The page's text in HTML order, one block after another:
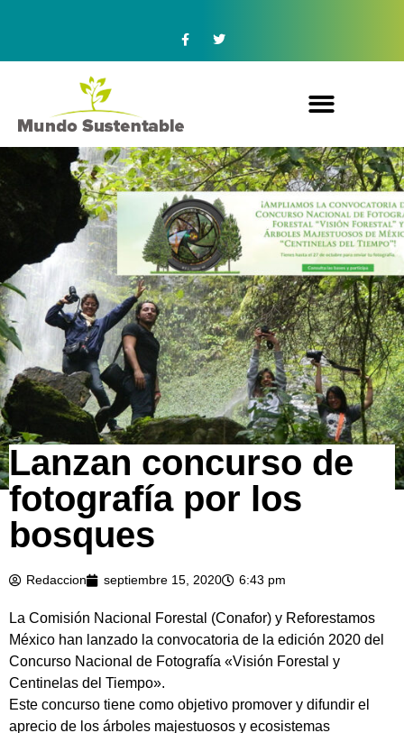
Lanzan concurso de
fotografía por los
bosques
Redaccion septiembre 15, 2020 6:43 pm
La Comisión Nacional Forestal (Conafor) y Reforestamos
México han lanzado la convocatoria de la edición 2020 del
Concurso Nacional de Fotografía «Visión Forestal y
Centinelas del Tiempo».
Este concurso tiene como objetivo promover y difundir el
aprecio de los árboles majestuosos y ecosistemas